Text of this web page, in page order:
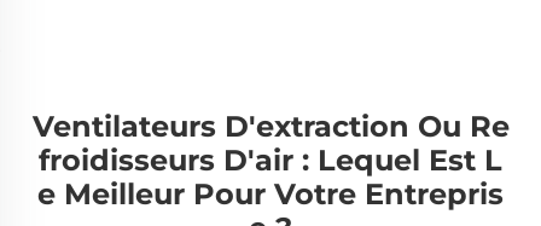
Ventilateurs D'extraction Ou Re
Froidisseurs D'air : Lequel Est L
E Meilleur Pour Votre Entrepris